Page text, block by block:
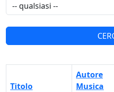
Titolo
Autore
Musica